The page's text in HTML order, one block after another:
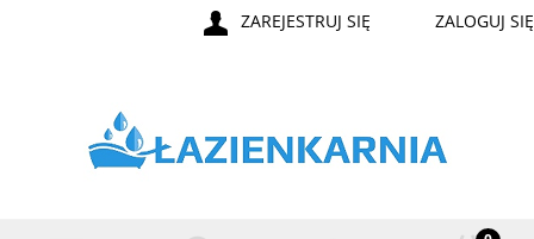
ZAREJESTRUJ SIĘ ZALOGUJ SIĘ